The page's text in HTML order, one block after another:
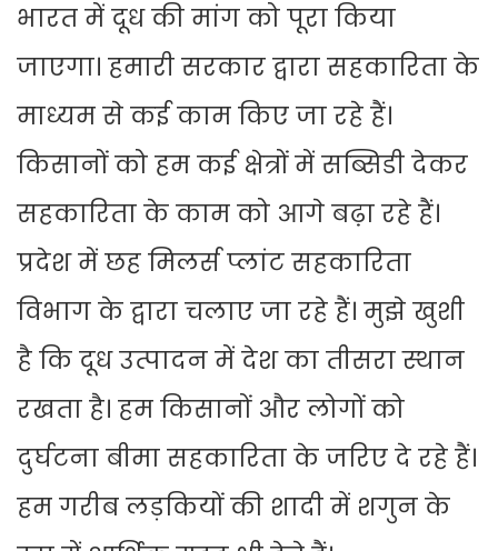
भारत में दूध की मांग को पूरा किया
जाएगा। हमारी सरकार द्वारा सहकारिता के
माध्यम से कई काम किए जा रहे हैं।
किसानों को हम कई क्षेत्रों में सब्सिडी देकर
सहकारिता के काम को आगे बढ़ा रहे हैं।
प्रदेश में छह मिलर्स प्लांट सहकारिता
विभाग के द्वारा चलाए जा रहे हैं। मुझे खुशी
है कि दूध उत्पादन में देश का तीसरा स्थान
रखता है। हम किसानों और लोगों को
दुर्घटना बीमा सहकारिता के जरिए दे रहे हैं।
हम गरीब लड़कियों की शादी में शगुन के